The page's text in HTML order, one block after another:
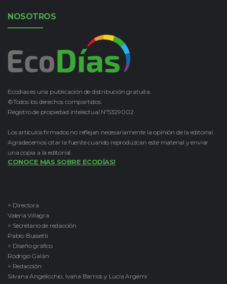
NOSOTROS
Ecodías es una publicación de distribución gratuita.
©Todos los derechos compartidos.
Registro de propiedad intelectual Nº5329002
Los artículos firmados no reflejan necesariamente la opinión de la editorial.
Agradecemos citar la fuente cuando reproduzcan este material y enviar
una copia a la editorial.
CONOCE MAS SOBRE ECODÍAS!
> Directora
Valeria Villagra
> Secretario de redacción
Pablo Bussetti
> Diseño gráfico
Rodrigo Galán
> Redacción
Silvana Angelicchio, Ivana Barrios y Lucía Argemi